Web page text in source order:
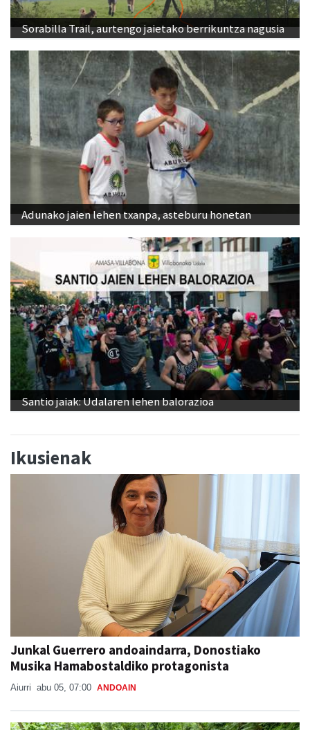
Sorabilla Trail, aurtengo jaietako berrikuntza nagusia
Adunako jaien lehen txanpa, asteburu honetan
Santio jaiak: Udalaren lehen balorazioa
Ikusienak
Junkal Guerrero andoaindarra, Donostiako
Musika Hamabostaldiko protagonista
Aiurri abu 05, 07:00 ANDOAIN